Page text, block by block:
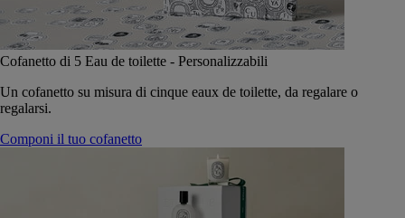
Cofanetto di 5 Eau de toilette - Personalizzabili
Un cofanetto su misura di cinque eaux de toilette, da regalare o
regalarsi.
Componi il tuo cofanetto